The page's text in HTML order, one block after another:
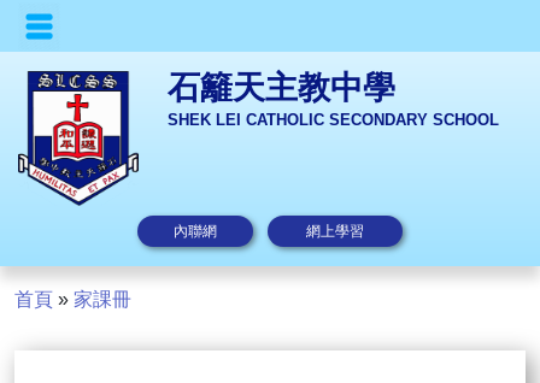
石籬天主教中學
SHEK LEI CATHOLIC SECONDARY SCHOOL
內聯網 網上學習
首頁 » 家課冊